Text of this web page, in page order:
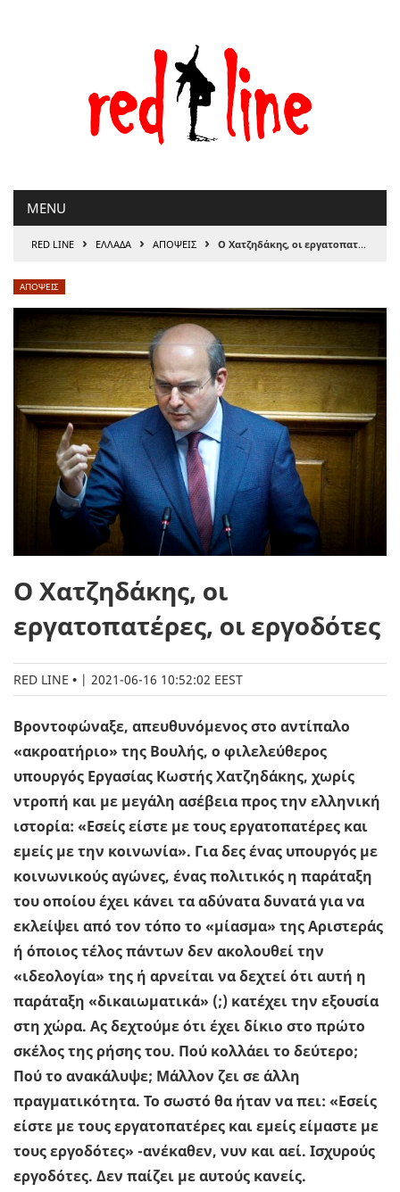
MENU
RED LINE › ΕΛΛΑΔΑ › ΑΠΟΨΕΙΣ › Ο Χατζηδάκης, οι εργατοπατέρες, οι εργοδότες
ΑΠΟΨΕΙΣ
Ο Χατζηδάκης, οι
εργατοπατέρες, οι εργοδότες
RED LINE | 2021-06-16 10:52:02 EEST
Bροντοφώναξε, απευθυνόμενος στο αντίπαλο
«ακροατήριο» της Βουλής, ο φιλελεύθερος
υπουργός Εργασίας Κωστής Χατζηδάκης, χωρίς
ντροπή και με μεγάλη ασέβεια προς την ελληνική
ιστορία: «Εσείς είστε με τους εργατοπατέρες και
εμείς με την κοινωνία». Για δες ένας υπουργός με
κοινωνικούς αγώνες, ένας πολιτικός η παράταξη
του οποίου έχει κάνει τα αδύνατα δυνατά για να
εκλείψει από τον τόπο το «μίασμα» της Αριστεράς
ή όποιος τέλος πάντων δεν ακολουθεί την
«ιδεολογία» της ή αρνείται να δεχτεί ότι αυτή η
παράταξη «δικαιωματικά» (;) κατέχει την εξουσία
στη χώρα. Ας δεχτούμε ότι έχει δίκιο στο πρώτο
σκέλος της ρήσης του. Πού κολλάει το δεύτερο;
Πού το ανακάλυψε; Μάλλον ζει σε άλλη
πραγματικότητα. Το σωστό θα ήταν να πει: «Εσείς
είστε με τους εργατοπατέρες και εμείς είμαστε με
τους εργοδότες» -ανέκαθεν, νυν και αεί. Ισχυρούς
εργοδότες. Δεν παίζει με αυτούς κανείς.